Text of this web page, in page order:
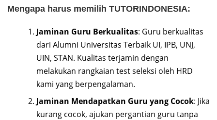
Mengapa harus memilih TUTORINDONESIA:
Jaminan Guru Berkualitas: Guru berkualitas
dari Alumni Universitas Terbaik UI, IPB, UNJ,
UIN, STAN. Kualitas terjamin dengan
melakukan rangkaian test seleksi oleh HRD
kami yang berpengalaman.
Jaminan Mendapatkan Guru yang Cocok: Jika
kurang cocok, ajukan pergantian guru tanpa